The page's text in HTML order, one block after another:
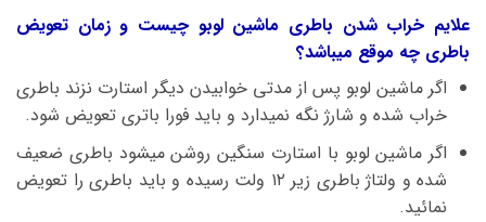
علایم خراب شدن باطری ماشین لوبو چیست و زمان تعویض
باطری چه موقع میباشد؟
اگر ماشین لوبو پس از مدتی خوابیدن دیگر استارت نزند باطری
خراب شده و شارژ نگه نمیدارد و باید فورا باتری تعویض شود.
اگر ماشین لوبو با استارت سنگین روشن میشود باطری ضعیف
شده و ولتاژ باطری زیر ۱۲ ولت رسیده و باید باطری را تعویض
نمائید.